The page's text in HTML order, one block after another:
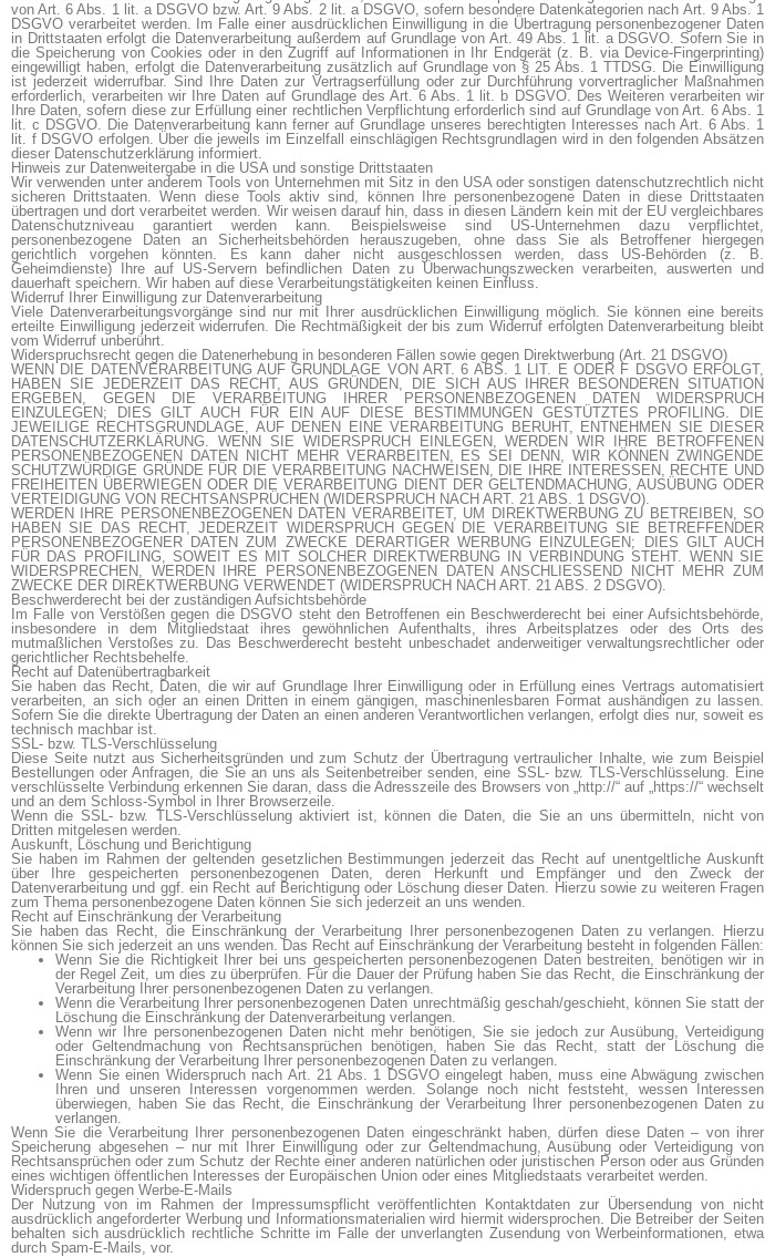
von Art. 6 Abs. 1 lit. a DSGVO bzw. Art. 9 Abs. 2 lit. a DSGVO, sofern besondere Datenkategorien nach Art. 9 Abs. 1
DSGVO verarbeitet werden. Im Falle einer ausdrücklichen Einwilligung in die Übertragung personenbezogener Daten
in Drittstaaten erfolgt die Datenverarbeitung außerdem auf Grundlage von Art. 49 Abs. 1 lit. a DSGVO. Sofern Sie in
die Speicherung von Cookies oder in den Zugriff auf Informationen in Ihr Endgerät (z. B. via Device-Fingerprinting)
eingewilligt haben, erfolgt die Datenverarbeitung zusätzlich auf Grundlage von § 25 Abs. 1 TTDSG. Die Einwilligung
ist jederzeit widerrufbar. Sind Ihre Daten zur Vertragserfüllung oder zur Durchführung vorvertraglicher Maßnahmen
erforderlich, verarbeiten wir Ihre Daten auf Grundlage des Art. 6 Abs. 1 lit. b DSGVO. Des Weiteren verarbeiten wir
Ihre Daten, sofern diese zur Erfüllung einer rechtlichen Verpflichtung erforderlich sind auf Grundlage von Art. 6 Abs. 1
lit. c DSGVO. Die Datenverarbeitung kann ferner auf Grundlage unseres berechtigten Interesses nach Art. 6 Abs. 1
lit. f DSGVO erfolgen. Über die jeweils im Einzelfall einschlägigen Rechtsgrundlagen wird in den folgenden Absätzen
dieser Datenschutzerklärung informiert.
Hinweis zur Datenweitergabe in die USA und sonstige Drittstaaten
Wir verwenden unter anderem Tools von Unternehmen mit Sitz in den USA oder sonstigen datenschutzrechtlich nicht
sicheren Drittstaaten. Wenn diese Tools aktiv sind, können Ihre personenbezogene Daten in diese Drittstaaten
übertragen und dort verarbeitet werden. Wir weisen darauf hin, dass in diesen Ländern kein mit der EU vergleichbares
Datenschutzniveau garantiert werden kann. Beispielsweise sind US-Unternehmen dazu verpflichtet,
personenbezogene Daten an Sicherheitsbehörden herauszugeben, ohne dass Sie als Betroffener hiergegen
gerichtlich vorgehen könnten. Es kann daher nicht ausgeschlossen werden, dass US-Behörden (z. B.
Geheimdienste) Ihre auf US-Servern befindlichen Daten zu Überwachungszwecken verarbeiten, auswerten und
dauerhaft speichern. Wir haben auf diese Verarbeitungstätigkeiten keinen Einfluss.
Widerruf Ihrer Einwilligung zur Datenverarbeitung
Viele Datenverarbeitungsvorgänge sind nur mit Ihrer ausdrücklichen Einwilligung möglich. Sie können eine bereits
erteilte Einwilligung jederzeit widerrufen. Die Rechtmäßigkeit der bis zum Widerruf erfolgten Datenverarbeitung bleibt
vom Widerruf unberührt.
Widerspruchsrecht gegen die Datenerhebung in besonderen Fällen sowie gegen Direktwerbung (Art. 21 DSGVO)
WENN DIE DATENVERARBEITUNG AUF GRUNDLAGE VON ART. 6 ABS. 1 LIT. E ODER F DSGVO ERFOLGT,
HABEN SIE JEDERZEIT DAS RECHT, AUS GRÜNDEN, DIE SICH AUS IHRER BESONDEREN SITUATION
ERGEBEN, GEGEN DIE VERARBEITUNG IHRER PERSONENBEZOGENEN DATEN WIDERSPRUCH
EINZULEGEN; DIES GILT AUCH FÜR EIN AUF DIESE BESTIMMUNGEN GESTÜTZTES PROFILING. DIE
JEWEILIGE RECHTSGRUNDLAGE, AUF DENEN EINE VERARBEITUNG BERUHT, ENTNEHMEN SIE DIESER
DATENSCHUTZERKLÄRUNG. WENN SIE WIDERSPRUCH EINLEGEN, WERDEN WIR IHRE BETROFFENEN
PERSONENBEZOGENEN DATEN NICHT MEHR VERARBEITEN, ES SEI DENN, WIR KÖNNEN ZWINGENDE
SCHUTZWÜRDIGE GRÜNDE FÜR DIE VERARBEITUNG NACHWEISEN, DIE IHRE INTERESSEN, RECHTE UND
FREIHEITEN ÜBERWIEGEN ODER DIE VERARBEITUNG DIENT DER GELTENDMACHUNG, AUSÜBUNG ODER
VERTEIDIGUNG VON RECHTSANSPRÜCHEN (WIDERSPRUCH NACH ART. 21 ABS. 1 DSGVO).
WERDEN IHRE PERSONENBEZOGENEN DATEN VERARBEITET, UM DIREKTWERBUNG ZU BETREIBEN, SO
HABEN SIE DAS RECHT, JEDERZEIT WIDERSPRUCH GEGEN DIE VERARBEITUNG SIE BETREFFENDER
PERSONENBEZOGENER DATEN ZUM ZWECKE DERARTIGER WERBUNG EINZULEGEN; DIES GILT AUCH
FÜR DAS PROFILING, SOWEIT ES MIT SOLCHER DIREKTWERBUNG IN VERBINDUNG STEHT. WENN SIE
WIDERSPRECHEN, WERDEN IHRE PERSONENBEZOGENEN DATEN ANSCHLIESSEND NICHT MEHR ZUM
ZWECKE DER DIREKTWERBUNG VERWENDET (WIDERSPRUCH NACH ART. 21 ABS. 2 DSGVO).
Beschwerde­recht bei der zuständigen Aufsichts­behörde
Im Falle von Verstößen gegen die DSGVO steht den Betroffenen ein Beschwerderecht bei einer Aufsichtsbehörde,
insbesondere in dem Mitgliedstaat ihres gewöhnlichen Aufenthalts, ihres Arbeitsplatzes oder des Orts des
mutmaßlichen Verstoßes zu. Das Beschwerderecht besteht unbeschadet anderweitiger verwaltungsrechtlicher oder
gerichtlicher Rechtsbehelfe.
Recht auf Daten­übertrag­barkeit
Sie haben das Recht, Daten, die wir auf Grundlage Ihrer Einwilligung oder in Erfüllung eines Vertrags automatisiert
verarbeiten, an sich oder an einen Dritten in einem gängigen, maschinenlesbaren Format aushändigen zu lassen.
Sofern Sie die direkte Übertragung der Daten an einen anderen Verantwortlichen verlangen, erfolgt dies nur, soweit es
technisch machbar ist.
SSL- bzw. TLS-Verschlüsselung
Diese Seite nutzt aus Sicherheitsgründen und zum Schutz der Übertragung vertraulicher Inhalte, wie zum Beispiel
Bestellungen oder Anfragen, die Sie an uns als Seitenbetreiber senden, eine SSL- bzw. TLS-Verschlüsselung. Eine
verschlüsselte Verbindung erkennen Sie daran, dass die Adresszeile des Browsers von „http://“ auf „https://“ wechselt
und an dem Schloss-Symbol in Ihrer Browserzeile.
Wenn die SSL- bzw. TLS-Verschlüsselung aktiviert ist, können die Daten, die Sie an uns übermitteln, nicht von
Dritten mitgelesen werden.
Auskunft, Löschung und Berichtigung
Sie haben im Rahmen der geltenden gesetzlichen Bestimmungen jederzeit das Recht auf unentgeltliche Auskunft
über Ihre gespeicherten personenbezogenen Daten, deren Herkunft und Empfänger und den Zweck der
Datenverarbeitung und ggf. ein Recht auf Berichtigung oder Löschung dieser Daten. Hierzu sowie zu weiteren Fragen
zum Thema personenbezogene Daten können Sie sich jederzeit an uns wenden.
Recht auf Einschränkung der Verarbeitung
Sie haben das Recht, die Einschränkung der Verarbeitung Ihrer personenbezogenen Daten zu verlangen. Hierzu
können Sie sich jederzeit an uns wenden. Das Recht auf Einschränkung der Verarbeitung besteht in folgenden Fällen:
Wenn Sie die Richtigkeit Ihrer bei uns gespeicherten personenbezogenen Daten bestreiten, benötigen wir in
der Regel Zeit, um dies zu überprüfen. Für die Dauer der Prüfung haben Sie das Recht, die Einschränkung der
Verarbeitung Ihrer personenbezogenen Daten zu verlangen.
Wenn die Verarbeitung Ihrer personenbezogenen Daten unrechtmäßig geschah/geschieht, können Sie statt der
Löschung die Einschränkung der Datenverarbeitung verlangen.
Wenn wir Ihre personenbezogenen Daten nicht mehr benötigen, Sie sie jedoch zur Ausübung, Verteidigung
oder Geltendmachung von Rechtsansprüchen benötigen, haben Sie das Recht, statt der Löschung die
Einschränkung der Verarbeitung Ihrer personenbezogenen Daten zu verlangen.
Wenn Sie einen Widerspruch nach Art. 21 Abs. 1 DSGVO eingelegt haben, muss eine Abwägung zwischen
Ihren und unseren Interessen vorgenommen werden. Solange noch nicht feststeht, wessen Interessen
überwiegen, haben Sie das Recht, die Einschränkung der Verarbeitung Ihrer personenbezogenen Daten zu
verlangen.
Wenn Sie die Verarbeitung Ihrer personenbezogenen Daten eingeschränkt haben, dürfen diese Daten – von ihrer
Speicherung abgesehen – nur mit Ihrer Einwilligung oder zur Geltendmachung, Ausübung oder Verteidigung von
Rechtsansprüchen oder zum Schutz der Rechte einer anderen natürlichen oder juristischen Person oder aus Gründen
eines wichtigen öffentlichen Interesses der Europäischen Union oder eines Mitgliedstaats verarbeitet werden.
Widerspruch gegen Werbe-E-Mails
Der Nutzung von im Rahmen der Impressumspflicht veröffentlichten Kontaktdaten zur Übersendung von nicht
ausdrücklich angeforderter Werbung und Informationsmaterialien wird hiermit widersprochen. Die Betreiber der Seiten
behalten sich ausdrücklich rechtliche Schritte im Falle der unverlangten Zusendung von Werbeinformationen, etwa
durch Spam-E-Mails, vor.